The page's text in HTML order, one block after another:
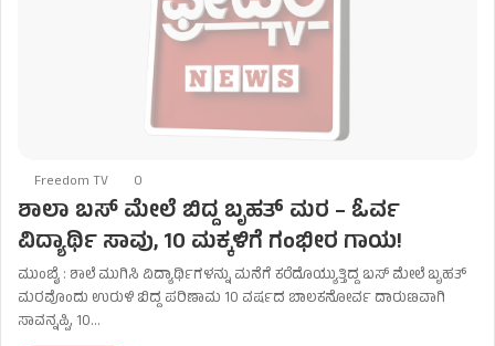
Freedom TV 0
ಶಾಲಾ ಬಸ್ ಮೇಲೆ ಬಿದ್ದ ಬೃಹತ್ ಮರ – ಓರ್ವ
ವಿದ್ಯಾರ್ಥಿ ಸಾವು, 10 ಮಕ್ಕಳಿಗೆ ಗಂಭೀರ ಗಾಯ!
ಮುಂಬೈ : ಶಾಲೆ ಮುಗಿಸಿ ವಿದ್ಯಾರ್ಥಿಗಳನ್ನು ಮನೆಗೆ ಕರೆದೊಯ್ಯುತ್ತಿದ್ದ ಬಸ್ ಮೇಲೆ ಬೃಹತ್
ಮರವೊಂದು ಉರುಳಿ ಬಿದ್ದ ಪರಿಣಾಮ 10 ವರ್ಷದ ಬಾಲಕನೋರ್ವ ದಾರುಣವಾಗಿ
ಸಾವನ್ನಪ್ಪಿ, 10…